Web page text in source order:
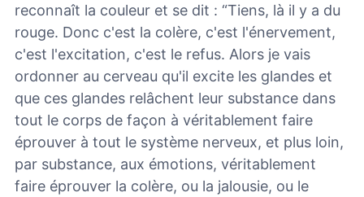
reconnaît la couleur et se dit : “Tiens, là il y a du
rouge. Donc c'est la colère, c'est l'énervement,
c'est l'excitation, c'est le refus. Alors je vais
ordonner au cerveau qu'il excite les glandes et
que ces glandes relâchent leur substance dans
tout le corps de façon à véritablement faire
éprouver à tout le système nerveux, et plus loin,
par substance, aux émotions, véritablement
faire éprouver la colère, ou la jalousie, ou le